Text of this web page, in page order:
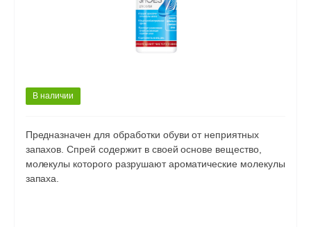
В наличии
Предназначен для обработки обуви от неприятных
запахов. Спрей содержит в своей основе вещество,
молекулы которого разрушают ароматические молекулы
запаха.